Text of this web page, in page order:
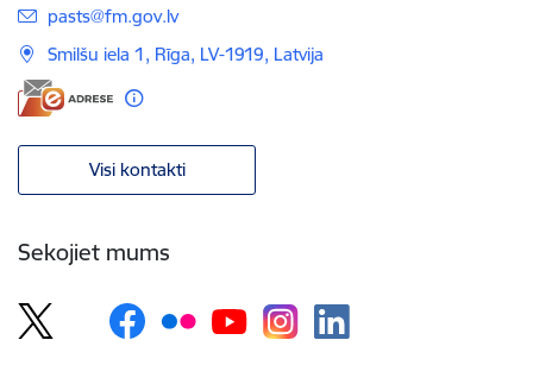
E-pasts:
pasts@fm.gov.lv
Smilšu iela 1, Rīga, LV-1919, Latvija
Visi kontakti
Sekojiet mums